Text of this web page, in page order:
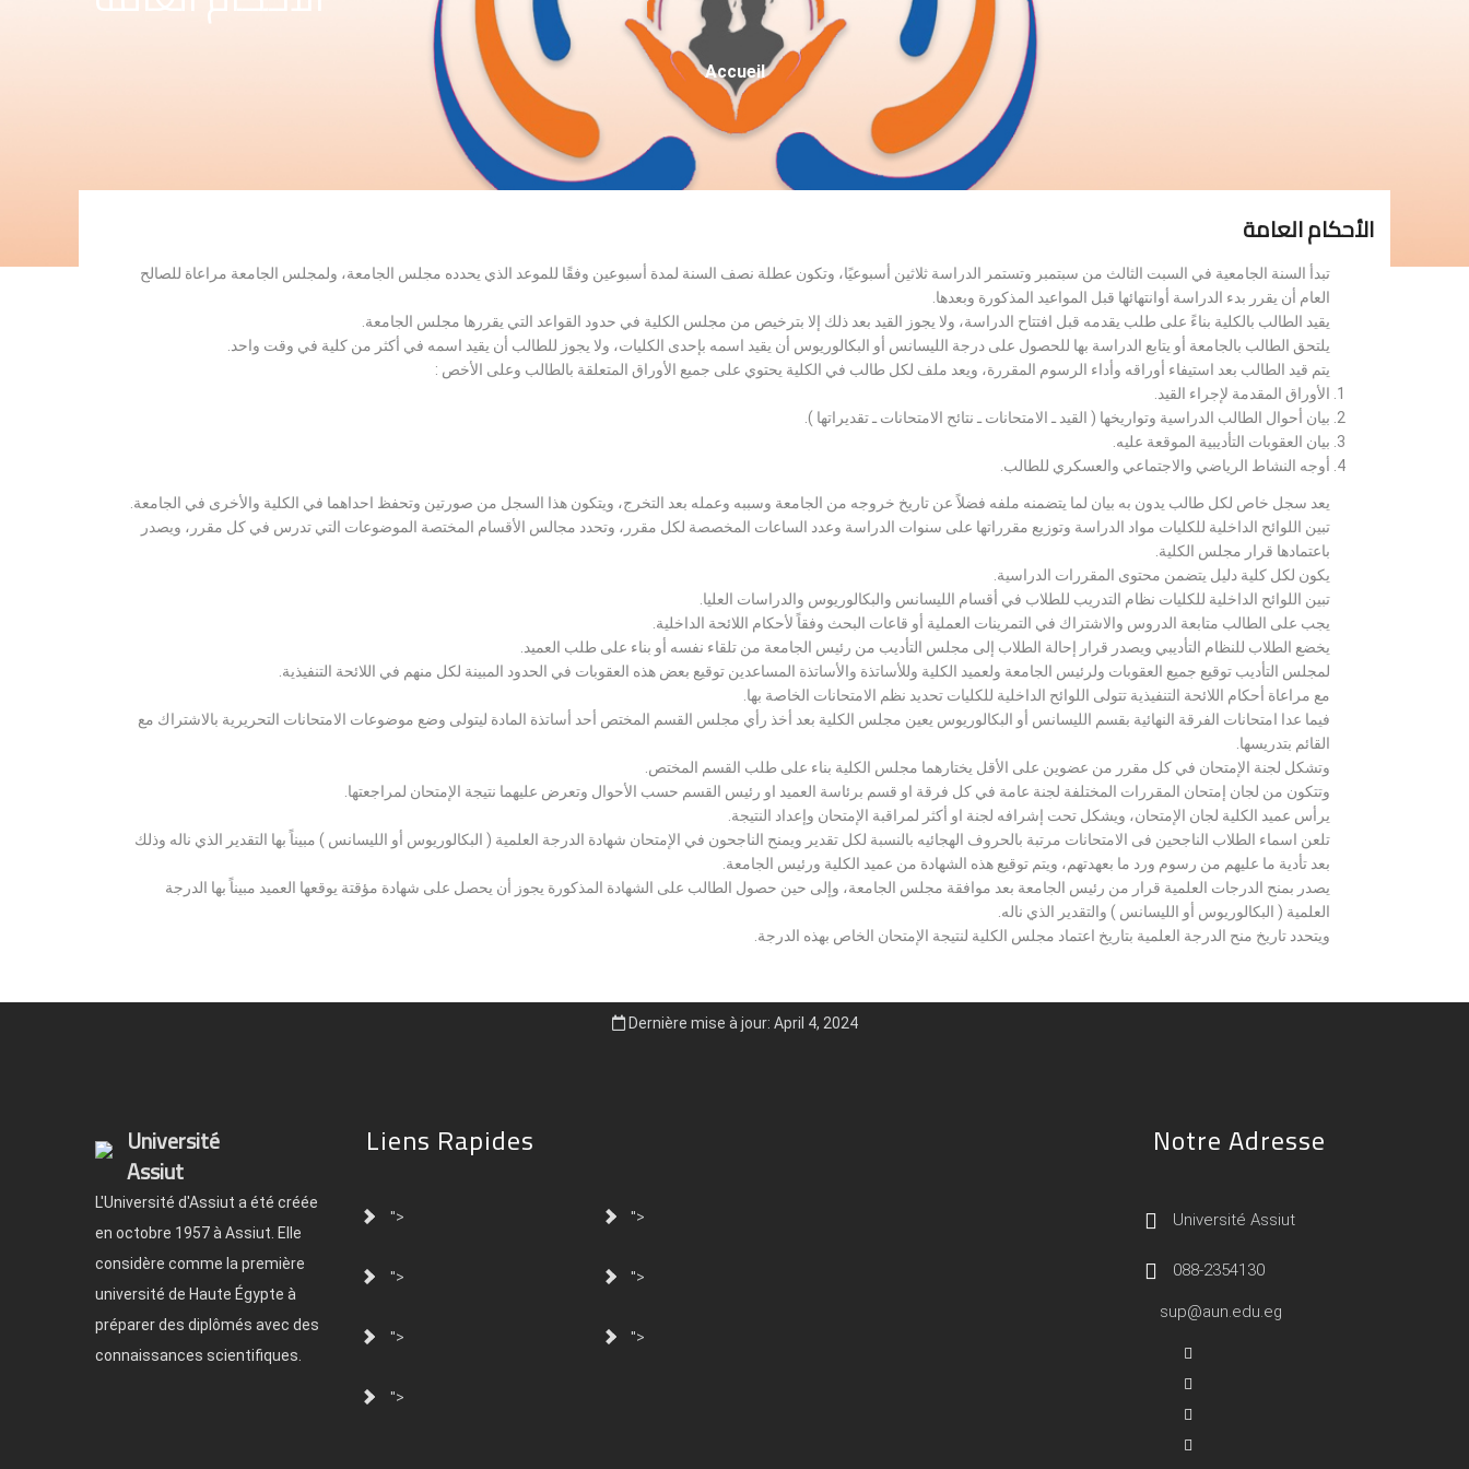
Fil
D'Ariane
Accueil
الأحكام العامة
تبدأ السنة الجامعية في السبت الثالث من سبتمبر وتستمر الدراسة ثلاثين أسبوعيًا، وتكون عطلة نصف السنة لمدة أسبوعين وفقًا للموعد الذي يحدده مجلس الجامعة، ولمجلس الجامعة مراعاة للصالح
العام أن يقرر بدء الدراسة أوانتهائها قبل المواعيد المذكورة وبعدها.
يقيد الطالب بالكلية بناءً على طلب يقدمه قبل افتتاح الدراسة، ولا يجوز القيد بعد ذلك إلا بترخيص من مجلس الكلية في حدود القواعد التي يقررها مجلس الجامعة.
يلتحق الطالب بالجامعة أو يتابع الدراسة بها للحصول على درجة الليسانس أو البكالوريوس أن يقيد اسمه بإحدى الكليات، ولا يجوز للطالب أن يقيد اسمه في أكثر من كلية في وقت واحد.
يتم قيد الطالب بعد استيفاء أوراقه وأداء الرسوم المقررة، ويعد ملف لكل طالب في الكلية يحتوي على جميع الأوراق المتعلقة بالطالب وعلى الأخص :
الأوراق المقدمة لإجراء القيد.
بيان أحوال الطالب الدراسية وتواريخها ( القيد ـ الامتحانات ـ نتائح الامتحانات ـ تقديراتها ).
بيان العقوبات التأديبية الموقعة عليه.
أوجه النشاط الرياضي والاجتماعي والعسكري للطالب.
يعد سجل خاص لكل طالب يدون به بيان لما يتضمنه ملفه فضلاً عن تاريخ خروجه من الجامعة وسببه وعمله بعد التخرج، ويتكون هذا السجل من صورتين وتحفظ احداهما في الكلية والأخرى في الجامعة.
تبين اللوائح الداخلية للكليات مواد الدراسة وتوزيع مقرراتها على سنوات الدراسة وعدد الساعات المخصصة لكل مقرر، وتحدد مجالس الأقسام المختصة الموضوعات التي تدرس في كل مقرر، ويصدر
باعتمادها قرار مجلس الكلية.
يكون لكل كلية دليل يتضمن محتوى المقررات الدراسية.
تبين اللوائح الداخلية للكليات نظام التدريب للطلاب في أقسام الليسانس والبكالوريوس والدراسات العليا.
يجب على الطالب متابعة الدروس والاشتراك في التمرينات العملية أو قاعات البحث وفقاً لأحكام اللائحة الداخلية.
يخضع الطلاب للنظام التأديبي ويصدر قرار إحالة الطلاب إلى مجلس التأديب من رئيس الجامعة من تلقاء نفسه أو بناء على طلب العميد.
لمجلس التأديب توقيع جميع العقوبات ولرئيس الجامعة ولعميد الكلية وللأساتذة والأساتذة المساعدين توقيع بعض هذه العقوبات في الحدود المبينة لكل منهم في اللائحة التنفيذية.
مع مراعاة أحكام اللائحة التنفيذية تتولى اللوائح الداخلية للكليات تحديد نظم الامتحانات الخاصة بها.
فيما عدا امتحانات الفرقة النهائية بقسم الليسانس أو البكالوريوس يعين مجلس الكلية بعد أخذ رأي مجلس القسم المختص أحد أساتذة المادة ليتولى وضع موضوعات الامتحانات التحريرية بالاشتراك مع
القائم بتدريسها.
وتشكل لجنة الإمتحان في كل مقرر من عضوين على الأقل يختارهما مجلس الكلية بناء على طلب القسم المختص.
وتتكون من لجان إمتحان المقررات المختلفة لجنة عامة في كل فرقة او قسم برئاسة العميد او رئيس القسم حسب الأحوال وتعرض عليهما نتيجة الإمتحان لمراجعتها.
يرأس عميد الكلية لجان الإمتحان، ويشكل تحت إشرافه لجنة او أكثر لمراقبة الإمتحان وإعداد النتيجة.
تلعن اسماء الطلاب الناجحين فى الامتحانات مرتبة بالحروف الهجائيه بالنسبة لكل تقدير ويمنح الناجحون في الإمتحان شهادة الدرجة العلمية ( البكالوريوس أو الليسانس ) مبيناً بها التقدير الذي ناله وذلك
بعد تأدية ما عليهم من رسوم ورد ما بعهدتهم، ويتم توقيع هذه الشهادة من عميد الكلية ورئيس الجامعة.
يصدر بمنح الدرجات العلمية قرار من رئيس الجامعة بعد موافقة مجلس الجامعة، وإلى حين حصول الطالب على الشهادة المذكورة يجوز أن يحصل على شهادة مؤقتة يوقعها العميد مبيناً بها الدرجة
العلمية ( البكالوريوس أو الليسانس ) والتقدير الذي ناله.
ويتحدد تاريخ منح الدرجة العلمية بتاريخ اعتماد مجلس الكلية لنتيجة الإمتحان الخاص بهذه الدرجة.
Dernière mise à jour: April 4, 2024
Université
Assiut
L'Université d'Assiut a été créée
en octobre 1957 à Assiut. Elle
considère comme la première
université de Haute Égypte à
préparer des diplômés avec des
connaissances scientifiques.
Liens Rapides
"> ">
"> ">
"> ">
">
Notre Adresse
Université Assiut
088-2354130
sup@aun.edu.eg